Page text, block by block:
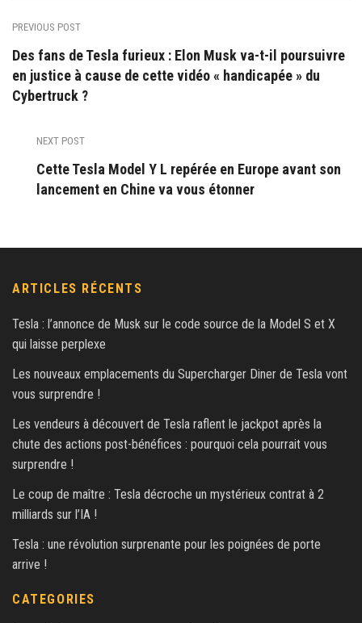
PREVIOUS POST
Des fans de Tesla furieux : Elon Musk va-t-il poursuivre
en justice à cause de cette vidéo « handicapée » du
Cybertruck ?
NEXT POST
Cette Tesla Model Y L repérée en Europe avant son
lancement en Chine va vous étonner
ARTICLES RÉCENTS
Tesla : l’annonce de Musk sur le code source de la Model S et X
qui laisse perplexe
Les nouveaux emplacements du Supercharger Diner de Tesla vont
vous surprendre !
Les vendeurs à découvert de Tesla raflent le jackpot après la
chute des actions post-bénéfices : pourquoi cela pourrait vous
surprendre !
Le coup de maître : Tesla décroche un mystérieux contrat à 2
milliards sur l’IA !
Tesla : une révolution surprenante pour les poignées de porte
arrive !
CATEGORIES